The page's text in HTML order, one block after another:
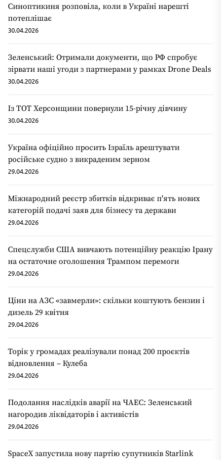
Синоптикиня розповіла, коли в Україні нарешті
потеплішає
30.04.2026
Зеленський: Отримали документи, що РФ спробує
зірвати наші угоди з партнерами у рамках Drone Deals
30.04.2026
Із ТОТ Херсонщини повернули 15-річну дівчину
30.04.2026
Україна офіційно просить Ізраїль арештувати
російське судно з викраденим зерном
29.04.2026
Міжнародний реєстр збитків відкриває п'ять нових
категорій подачі заяв для бізнесу та держави
29.04.2026
Спецслужби США вивчають потенційну реакцію Ірану
на остаточне оголошення Трампом перемоги
29.04.2026
Ціни на АЗС «завмерли»: скільки коштують бензин і
дизель 29 квітня
29.04.2026
Торік у громадах реалізували понад 200 проєктів
відновлення – Кулеба
29.04.2026
Подолання наслідків аварії на ЧАЕС: Зеленський
нагородив ліквідаторів і активістів
29.04.2026
SpaceX запустила нову партію супутників Starlink